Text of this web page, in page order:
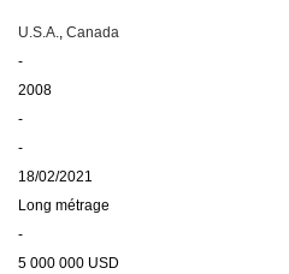
U.S.A., Canada
-
2008
-
-
18/02/2021
Long métrage
-
5 000 000 USD